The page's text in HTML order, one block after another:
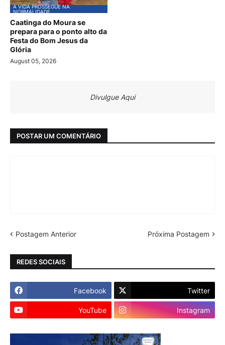
A VIDA PROSSEGUE NA
NORMALIDADE
Caatinga do Moura se
prepara para o ponto alto da
Festa do Bom Jesus da
Glória
August 05, 2026
Divulgue Aqui
POSTAR UM COMENTÁRIO
Postagem Anterior Próxima Postagem
REDES SOCIAIS
Facebook Twitter
YouTube Instagram